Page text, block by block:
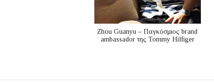
Zhou Guanyu – Παγκόσμιος brand
ambassador της Tommy Hilfiger